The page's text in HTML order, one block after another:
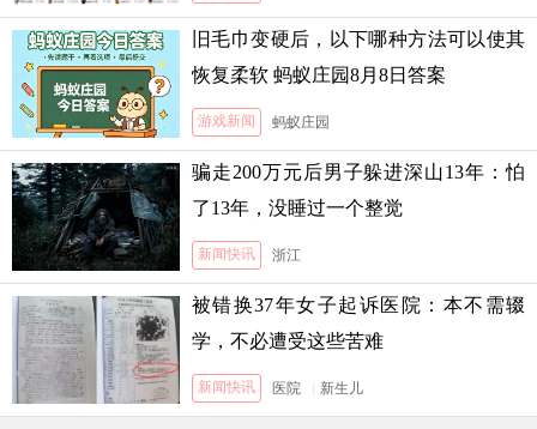
旧毛巾变硬后，以下哪种方法可以使其
恢复柔软 蚂蚁庄园8月8日答案
游戏新闻 蚂蚁庄园
骗走200万元后男子躲进深山13年：怕
了13年，没睡过一个整觉
新闻快讯 浙江
被错换37年女子起诉医院：本不需辍
学，不必遭受这些苦难
新闻快讯 医院 新生儿